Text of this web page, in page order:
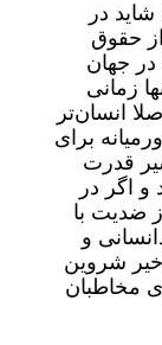
در
حقوق
جهان
زمانی
انسان‌تر
برای
قدرت
اگر در
ضدیت با
و
شروین
مخاطبان